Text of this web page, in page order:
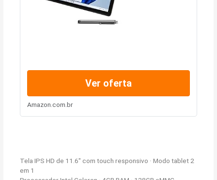
Ver oferta
Amazon.com.br
Tela IPS HD de 11.6″ com touch responsivo · Modo tablet 2
em 1